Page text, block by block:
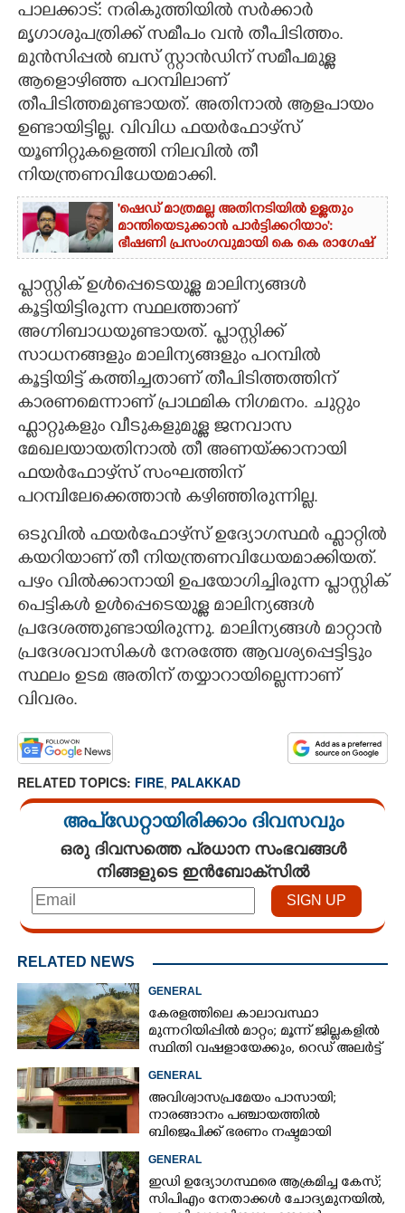
CARTOONS
LITERATURE
ZOOM
CONTACT US
പാലക്കാട്: നരികുത്തിയിൽ സർക്കാർ
മൃഗാശുപത്രിക്ക് സമീപം വൻ തീപിടിത്തം.
മുൻസിപ്പൽ ബസ് സ്റ്റാൻഡിന് സമീപമുള്ള
ആളൊഴിഞ്ഞ പറമ്പിലാണ്
തീപിടിത്തമുണ്ടായത്. അതിനാൽ ആളപായം
ഉണ്ടായിട്ടില്ല. വിവിധ ഫയർഫോഴ്‌സ്
യൂണിറ്റുകളെത്തി നിലവിൽ തീ
നിയന്ത്രണവിധേയമാക്കി.
'ഷെഡ് മാത്രമല്ല അതിനടിയിൽ ഉള്ളതും
മാന്തിയെടുക്കാൻ പാർട്ടിക്കറിയാം':
ഭീഷണി പ്രസംഗവുമായി കെ കെ രാഗേഷ്
പ്ലാസ്റ്റിക് ഉൾപ്പെടെയുള്ള മാലിന്യങ്ങൾ
കൂട്ടിയിട്ടിരുന്ന സ്ഥലത്താണ്
അഗ്നിബാധയുണ്ടായത്. പ്ലാസ്റ്റിക്ക്
സാധനങ്ങളും മാലിന്യങ്ങളും പറമ്പിൽ
കൂട്ടിയിട്ട് കത്തിച്ചതാണ് തീപിടിത്തത്തിന്
കാരണമെന്നാണ് പ്രാഥമിക നി​ഗമനം. ചുറ്റും
ഫ്ലാറ്റുകളും വീടുകളുമുള്ള ജനവാസ
മേഖലയായതിനാൽ തീ അണയ്‌ക്കാനായി
ഫയർഫോഴ്‌സ് സംഘത്തിന്
പറമ്പിലേക്കെത്താൻ കഴിഞ്ഞിരുന്നില്ല.
ഒടുവിൽ ഫയർഫോഴ്‌സ് ഉദ്യോഗസ്ഥർ ഫ്ലാറ്റിൽ
കയറിയാണ് തീ നിയന്ത്രണവിധേയമാക്കിയത്.
പഴം വിൽക്കാനായി ഉപയോഗിച്ചിരുന്ന പ്ലാസ്റ്റിക്
പെട്ടികൾ ഉൾപ്പെടെയുള്ള മാലിന്യങ്ങൾ
പ്രദേശത്തുണ്ടായിരുന്നു. മാലിന്യങ്ങൾ മാറ്റാൻ
പ്രദേശവാസികൾ നേരത്തേ ആവശ്യപ്പെട്ടിട്ടും
സ്ഥലം ഉടമ അതിന് തയ്യാറായില്ലെന്നാണ്
വിവരം.
RELATED TOPICS: FIRE, PALAKKAD
അപ്ഡേറ്റായിരിക്കാം ദിവസവും
ഒരു ദിവസത്തെ പ്രധാന സംഭവങ്ങൾ
നിങ്ങളുടെ ഇൻബോക്സിൽ
RELATED NEWS
GENERAL
കേരളത്തിലെ കാലാവസ്ഥാ
മുന്നറിയിപ്പിൽ മാറ്റം; മൂന്ന് ജില്ലകളിൽ
സ്ഥിതി വഷളായേക്കും, റെഡ് അലർട്ട്
GENERAL
അവിശ്വാസപ്രമേയം പാസായി;
നാരങ്ങാനം പഞ്ചായത്തിൽ
ബിജെപിക്ക് ഭരണം നഷ്ടമായി
GENERAL
ഇഡി ഉദ്യോഗസ്ഥരെ ആക്രമിച്ച കേസ്;
സിപിഎം നേതാക്കൾ ചോദ്യമുനയിൽ,